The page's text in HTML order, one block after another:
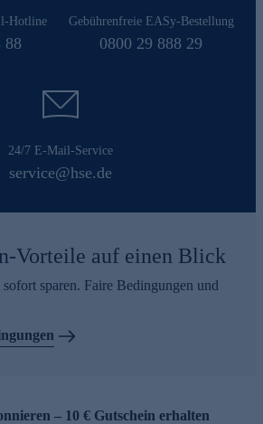
Hotline
88
Gebührenfreie EASy-Bestellung
0800 29 888 29
24/7 E-Mail-Service
service@hse.de
Vorteile auf einen Blick
sparen. Faire Bedingungen und
– 10 € Gutschein erhalten